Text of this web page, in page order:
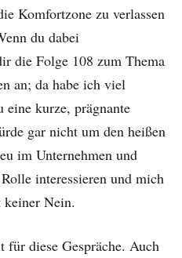
Komfortzone zu verlassen
du dabei
die Folge 108 zum Thema
an; da habe ich viel
eine kurze, prägnante
gar nicht um den heißen
im Unternehmen und
interessieren und mich
keiner Nein.
diese Gespräche. Auch